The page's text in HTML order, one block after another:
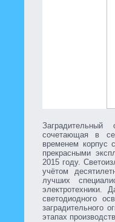
сочетающая в
временем корпус
прекрасными
2015 году.
учётом
лучших
электротехники.
светодиодного
заградительного
этапах